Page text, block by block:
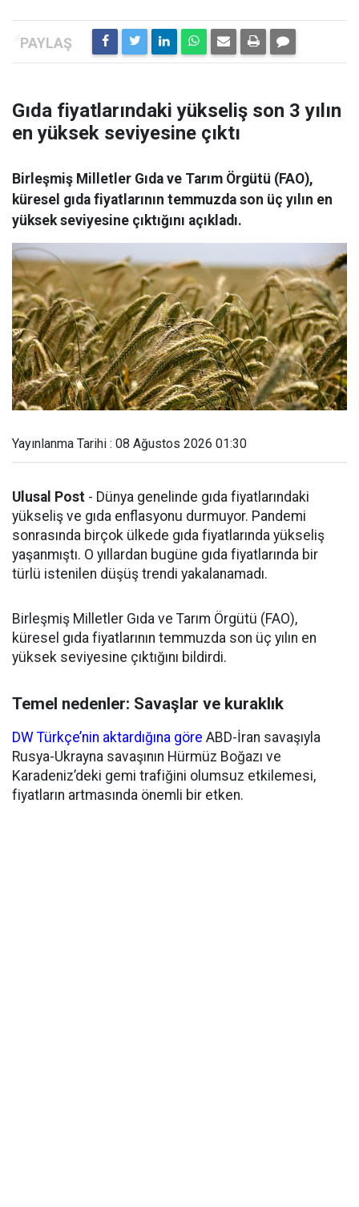
Gıda fiyatlarındaki yükseliş son 3 yılın
en yüksek seviyesine çıktı
Birleşmiş Milletler Gıda ve Tarım Örgütü (FAO),
küresel gıda fiyatlarının temmuzda son üç yılın en
yüksek seviyesine çıktığını açıkladı.
Yayınlanma Tarihi : 08 Ağustos 2026 01:30
Ulusal Post - Dünya genelinde gıda fiyatlarındaki
yükseliş ve gıda enflasyonu durmuyor. Pandemi
sonrasında birçok ülkede gıda fiyatlarında yükseliş
yaşanmıştı. O yıllardan bugüne gıda fiyatlarında bir
türlü istenilen düşüş trendi yakalanamadı.
Birleşmiş Milletler Gıda ve Tarım Örgütü (FAO),
küresel gıda fiyatlarının temmuzda son üç yılın en
yüksek seviyesine çıktığını bildirdi.
Temel nedenler: Savaşlar ve kuraklık
DW Türkçe’nin aktardığına göre ABD-İran savaşıyla
Rusya-Ukrayna savaşının Hürmüz Boğazı ve
Karadeniz’deki gemi trafiğini olumsuz etkilemesi,
fiyatların artmasında önemli bir etken.